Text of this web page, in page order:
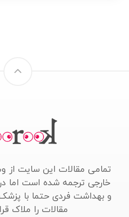
تمامی مقالات این سایت
خارجی ترجمه شده است اما
و بهداشت فردی حتما با
مقالات را ملاک